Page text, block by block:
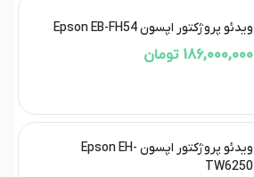
ویدئو پروژکتور اپسون Epson EB-FH54
186,000,000 تومان
ویدئو پروژکتور اپسون Epson EH-
TW6250